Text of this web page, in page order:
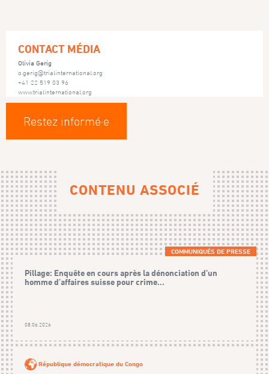
CONTACT MÉDIA
Olivia Gerig
o.gerig@trialinternational.org
+41 22 519 03 96
www.trialinternational.org
Restez informé·e
CONTENU ASSOCIÉ
COMMUNIQUÉS DE PRESSE
Pillage: Enquête en cours après la dénonciation d’un
homme d’affaires suisse pour crime...
08.06.2026
République démocratique du Congo